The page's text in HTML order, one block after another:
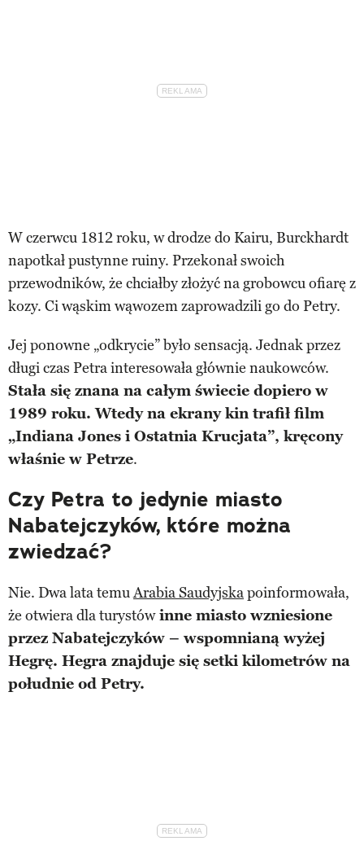
W czerwcu 1812 roku, w drodze do Kairu, Burckhardt
napotkał pustynne ruiny. Przekonał swoich
przewodników, że chciałby złożyć na grobowcu ofiarę z
kozy. Ci wąskim wąwozem zaprowadzili go do Petry.
Jej ponowne „odkrycie” było sensacją. Jednak przez
długi czas Petra interesowała głównie naukowców.
Stała się znana na całym świecie dopiero w
1989 roku. Wtedy na ekrany kin trafił film
„Indiana Jones i Ostatnia Krucjata”, kręcony
właśnie w Petrze.
Czy Petra to jedynie miasto
Nabatejczyków, które można
zwiedzać?
Nie. Dwa lata temuArabia Saudyjskapoinformowała,
że otwiera dla turystówinne miasto wzniesione
przez Nabatejczyków – wspomnianą wyżej
Hegrę. Hegra znajduje się setki kilometrów na
południe od Petry.